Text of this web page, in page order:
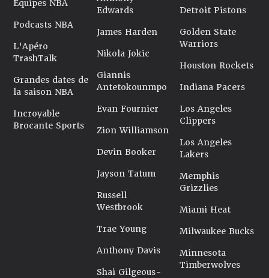
Équipes NBA
Podcasts NBA
L'Apéro
TrashTalk
Grandes dates de
la saison NBA
Incroyable
Brocante Sports
Edwards
James Harden
Nikola Jokic
Giannis
Antetokounmpo
Evan Fournier
Zion Williamson
Devin Booker
Jayson Tatum
Russell
Westbrook
Trae Young
Anthony Davis
Shai Gilgeous-
Detroit Pistons
Golden State
Warriors
Houston Rockets
Indiana Pacers
Los Angeles
Clippers
Los Angeles
Lakers
Memphis
Grizzlies
Miami Heat
Milwaukee Bucks
Minnesota
Timberwolves